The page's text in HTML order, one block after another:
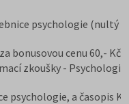
psychologie (nultý
bonusovou cenu 60,- Kč
zkoušky - Psychologie
psychologie, a časopis